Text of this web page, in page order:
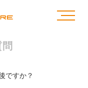
ですか？